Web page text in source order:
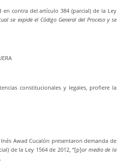
contra del artículo 384 (parcial) de la Ley
se expide el Código General del Proceso y se
constitucionales y legales, profiere la
Awad Cucalón presentaron demanda de
de la Ley 1564 de 2012, “[p]or medio de la